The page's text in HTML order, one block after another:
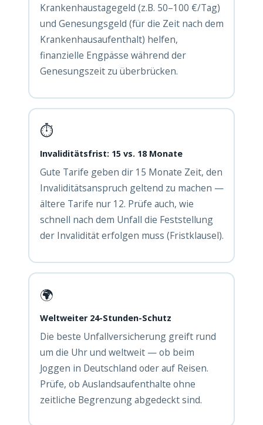
Krankenhaustagegeld (z.B. 50–100 €/Tag)
und Genesungsgeld (für die Zeit nach dem
Krankenhausaufenthalt) helfen,
finanzielle Engpässe während der
Genesungszeit zu überbrücken.
⏱️
Invaliditätsfrist: 15 vs. 18 Monate
Gute Tarife geben dir 15 Monate Zeit, den
Invaliditätsanspruch geltend zu machen —
ältere Tarife nur 12. Prüfe auch, wie
schnell nach dem Unfall die Feststellung
der Invalidität erfolgen muss (Fristklausel).
🌍
Weltweiter 24-Stunden-Schutz
Die beste Unfallversicherung greift rund
um die Uhr und weltweit — ob beim
Joggen in Deutschland oder auf Reisen.
Prüfe, ob Auslandsaufenthalte ohne
zeitliche Begrenzung abgedeckt sind.